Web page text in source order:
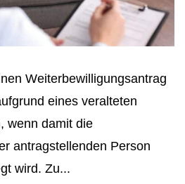
Weiterbewilligungsantrag
eines veralteten
wenn damit die
antragstellenden Person
wird. Zu...